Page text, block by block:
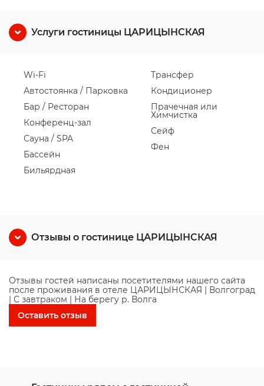
Услуги гостиницы ЦАРИЦЫНСКАЯ
Wi-Fi
Автостоянка / Парковка
Бар / Ресторан
Конференц-зал
Сауна / SPA
Бассейн
Бильярдная
Трансфер
Кондиционер
Прачечная или
Химчистка
Сейф
Фен
Отзывы о гостинице ЦАРИЦЫНСКАЯ
Отзывы гостей написаны посетителями нашего сайта
после проживания в отеле ЦАРИЦЫНСКАЯ | Волгоград
| С завтраком | На берегу р. Волга
Оставить отзыв